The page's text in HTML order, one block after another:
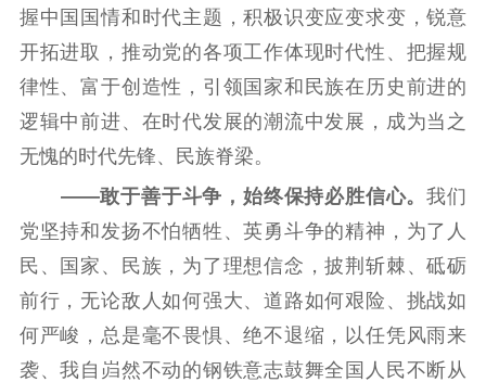
握中国国情和时代主题，积极识变应变求变，锐意
开拓进取，推动党的各项工作体现时代性、把握规
律性、富于创造性，引领国家和民族在历史前进的
逻辑中前进、在时代发展的潮流中发展，成为当之
无愧的时代先锋、民族脊梁。
——敢于善于斗争，始终保持必胜信心。我们
党坚持和发扬不怕牺牲、英勇斗争的精神，为了人
民、国家、民族，为了理想信念，披荆斩棘、砥砺
前行，无论敌人如何强大、道路如何艰险、挑战如
何严峻，总是毫不畏惧、绝不退缩，以任凭风雨来
袭、我自岿然不动的钢铁意志鼓舞全国人民不断从